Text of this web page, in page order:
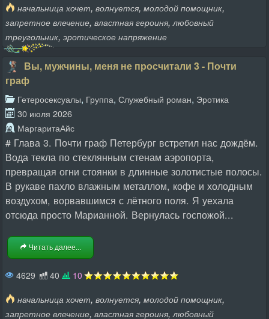
начальница хочет, волнуется, молодой помощник,
запретное влечение, властная героиня,любовный
треугольник, эротическое напряжение
Вы, мужчины, меня не просчитали 3 - Почти
граф
Гетеросексуалы, Группа, Служебный роман, Эротика
30 июля 2026
МаргаритаАйс
# Глава 3. Почти граф Петербург встретил нас дождём.
Вода текла по стеклянным стенам аэропорта,
превращая огни стоянки в длинные золотистые полосы.
В рукаве пахло влажным металлом, кофе и холодным
воздухом, ворвавшимся с лётного поля. Я уехала
отсюда просто Марианной. Вернулась госпожой...
Читать далее...
4629 40
10
начальница хочет, волнуется, молодой помощник,
запретное влечение, властная героиня,любовный